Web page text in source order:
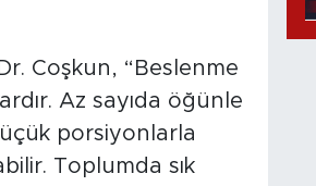
Coşkun, “Beslenme
Az sayıda öğünle
porsiyonlarla
Toplumda sık